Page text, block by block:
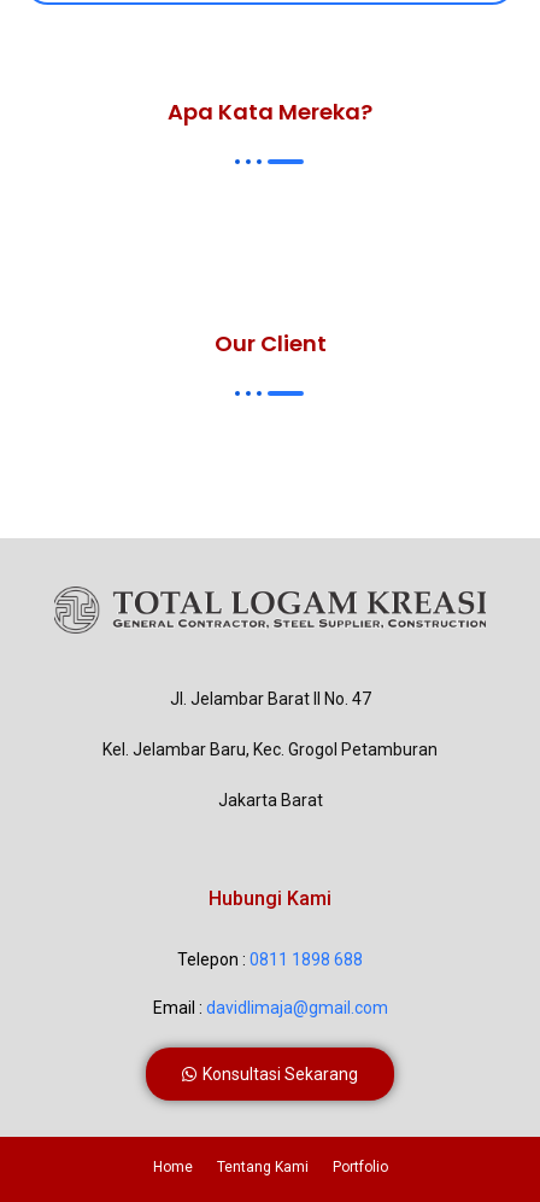
Apa Kata Mereka?
Our Client
Jl. Jelambar Barat II No. 47
Kel. Jelambar Baru, Kec. Grogol Petamburan
Jakarta Barat
Hubungi Kami
Telepon : 0811 1898 688
Email : davidlimaja@gmail.com
Konsultasi Sekarang
Home Tentang Kami Portfolio